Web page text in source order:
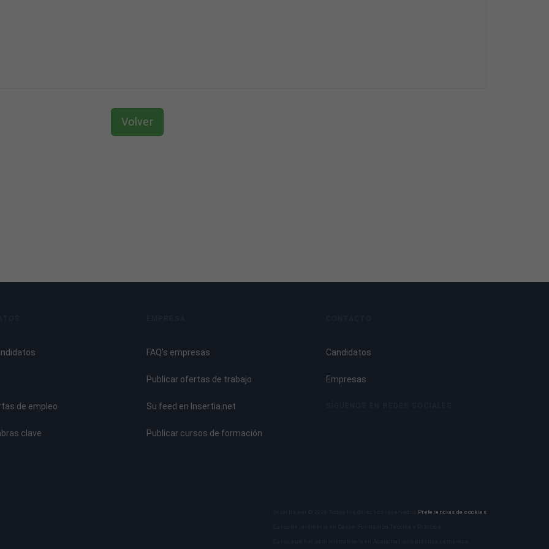
de Jardinería y la Poda del Jardín
Volver
de empleo
clave
FAQ's empresas
Publicar ofertas de trabajo
Su feed en Insertia.net
Publicar cursos de formación
Candidatos
Empresas
Preferencias de cookies